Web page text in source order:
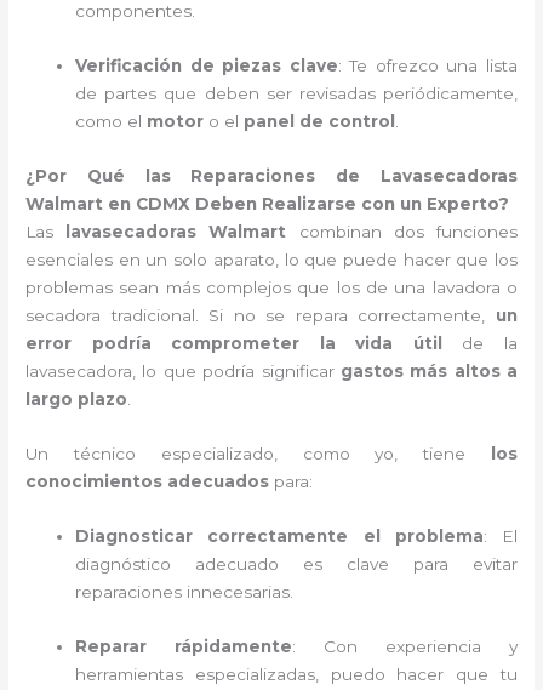
componentes.
Verificación de piezas clave: Te ofrezco una lista
de partes que deben ser revisadas periódicamente,
como el motor o el panel de control
¿Por Qué las Reparaciones de Lavasecadoras
Walmart en CDMX Deben Realizarse con un Experto?
Las
lavasecadoras Walmart combinan dos funciones
esenciales en un solo aparato, lo que puede hacer que los
problemas sean más complejos que los de una lavadora o
secadora tradicional. Si no se repara correctamente, un
error podría comprometer la vida útil
de la
lavasecadora, lo que podría significar gastos más altos a
largo plazo
Un técnico especializado, como yo, tiene
los
conocimientos adecuados para:
Diagnosticar correctamente el problema: El
diagnóstico adecuado es clave para evitar
reparaciones innecesarias.
Reparar rápidamente: Con experiencia y
herramientas especializadas, puedo hacer que tu